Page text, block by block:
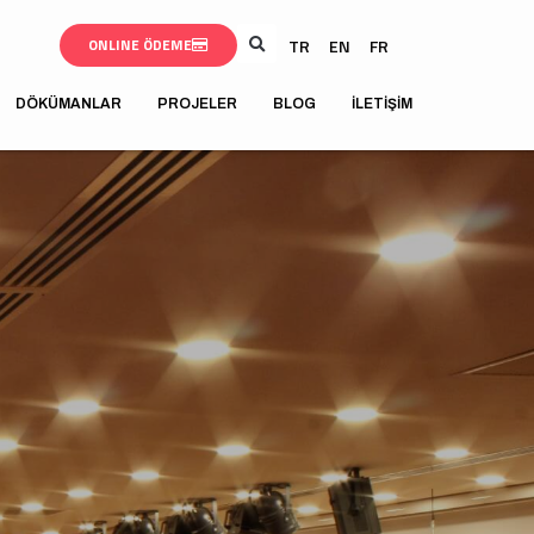
ONLINE ÖDEME TR EN FR
DÖKÜMANLAR PROJELER BLOG İLETIŞIM